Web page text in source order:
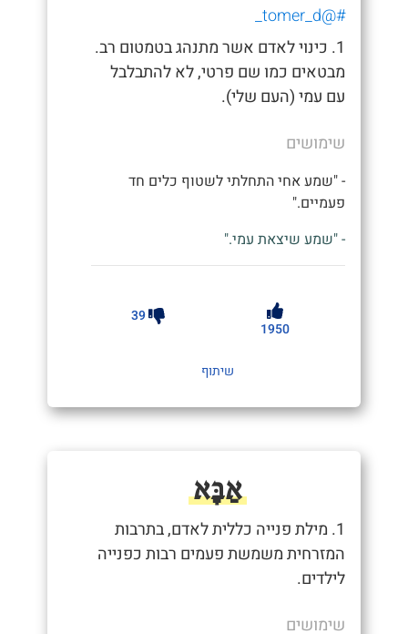
#@tomer_d_
1. כינוי לאדם אשר מתנהג בטמטום רב.
מבטאים כמו שם פרטי, לא להתבלבל
עם עמי (העם שלי).
שימושים
- "שמע אחי התחלתי לשטוף כלים חד
פעמיים."
- "שמע שיצאת עמי."
1950
39
שיתוף
אַבָּא
1. מילת פנייה כללית לאדם, בתרבות
המזרחית משמשת פעמים רבות כפנייה
לילדים.
שימושים